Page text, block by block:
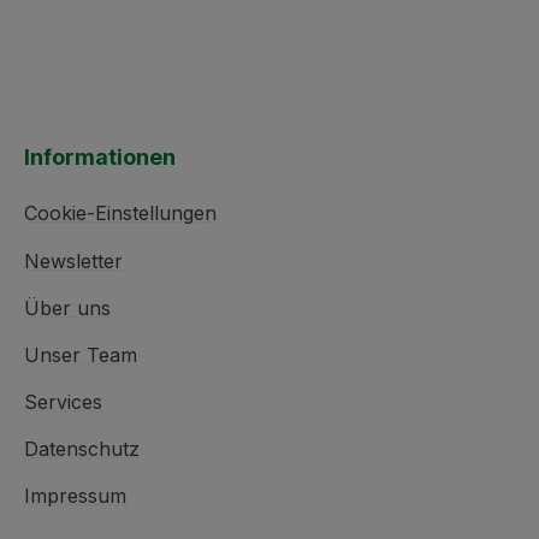
Informationen
Cookie-Einstellungen
Newsletter
Über uns
Unser Team
Services
Datenschutz
Impressum